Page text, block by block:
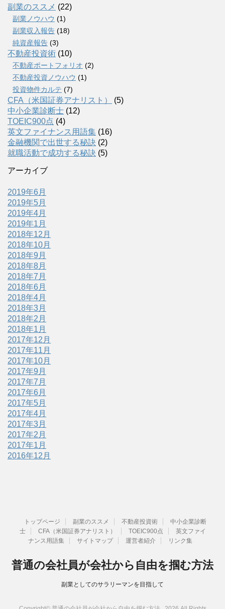
副業のススメ (22)
副業ノウハウ (1)
副業収入報告 (18)
純資産報告 (3)
不動産投資術 (10)
不動産ポートフォリオ (2)
不動産投資ノウハウ (1)
投資物件カルテ (7)
CFA（米国証券アナリスト）
(5)
中小企業診断士 (12)
TOEIC900点 (4)
英文ファイナンス用語集 (16)
金融機関で出世する秘訣 (2)
就職活動で成功する秘訣 (5)
アーカイブ
2019年6月
2019年5月
2019年4月
2019年1月
2018年12月
2018年10月
2018年9月
2018年8月
2018年7月
2018年6月
2018年4月
2018年3月
2018年2月
2018年1月
2017年12月
2017年11月
2017年10月
2017年9月
2017年7月
2017年6月
2017年5月
2017年4月
2017年3月
2017年2月
2017年1月
2016年12月
トップページ 副業のススメ 不動産投資術
中小企業診断
士
CFA（米国証券アナリスト） TOEIC900点
英文ファイ
ナンス用語集
サイトマップ 運営者紹介 リンク集
普通の会社員が会社から自由を掴む方法
副業としてのサラリーマンを目指して